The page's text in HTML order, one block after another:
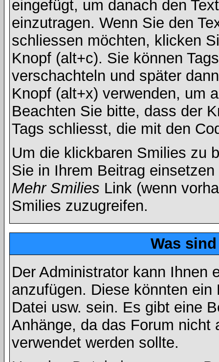
eingefügt, um danach den
einzutragen. Wenn Sie den
schliessen möchten, klicken
Knopf (alt+c). Sie können
verschachteln und später
Knopf (alt+x) verwenden, um
Beachten Sie bitte, dass der
Tags schliesst, die mit den
Um die klickbaren Smilies zu
Sie in Ihrem Beitrag
Mehr Smilies Link (wenn
Smilies zuzugreifen.
Was
Der Administrator kann Ihnen
anzufügen. Diese könnten
Datei usw. sein. Es gibt eine
Anhänge, da das Forum nicht
verwendet werden sollte.